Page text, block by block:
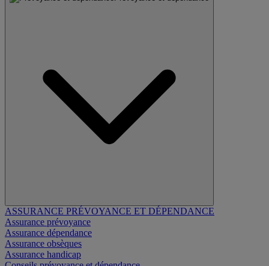
ASSURANCE PRÉVOYANCE ET DÉPENDANCE
Assurance prévoyance
Assurance dépendance
Assurance obsèques
Assurance handicap